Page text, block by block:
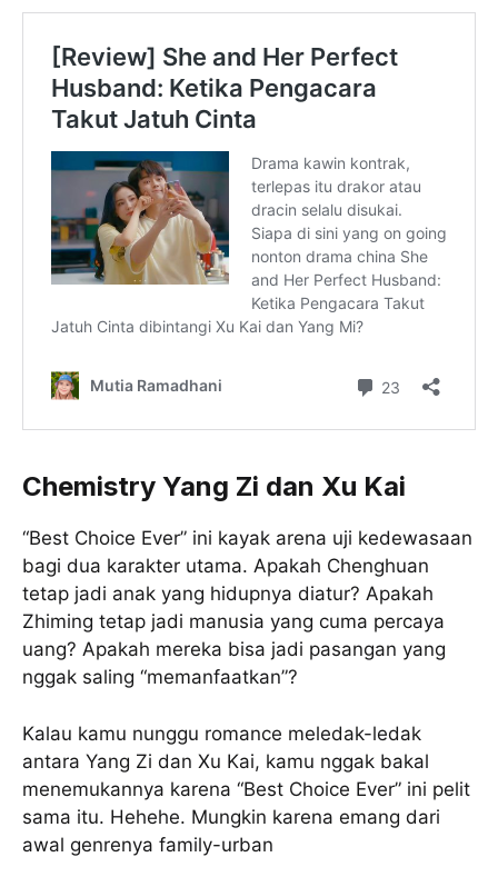
Chemistry Yang Zi dan Xu Kai
“Best Choice Ever” ini kayak arena uji kedewasaan
bagi dua karakter utama. Apakah Chenghuan
tetap jadi anak yang hidupnya diatur? Apakah
Zhiming tetap jadi manusia yang cuma percaya
uang? Apakah mereka bisa jadi pasangan yang
nggak saling “memanfaatkan”?
Kalau kamu nunggu romance meledak-ledak
antara Yang Zi dan Xu Kai, kamu nggak bakal
menemukannya karena “Best Choice Ever” ini pelit
sama itu. Hehehe. Mungkin karena emang dari
awal genrenya family-urban